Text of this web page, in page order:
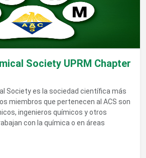
Society UPRM Chapter
Society es la sociedad científica más
miembros que pertenecen al ACS son
ingenieros químicos y otros
con la química o en áreas